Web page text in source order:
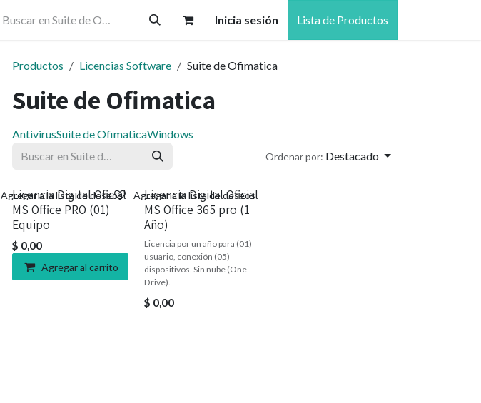
Inicia sesión Lista de Productos
Productos Licencias Software Suite de Ofimatica
Suite de Ofimatica
AntivirusSuite de OfimaticaWindows
Ordenar por: Destacado
Licencia Digital Oficial
MS Office PRO (01)
Equipo
$ 0,00
Agregar al carrito
Agregar a la lista de deseos
Licencia Digital Oficial
MS Office 365 pro (1
Año)
Licencia por un año para (01)
usuario, conexión (05)
dispositivos. Sin nube (One
Drive).
$ 0,00
Agregar a la lista de deseos